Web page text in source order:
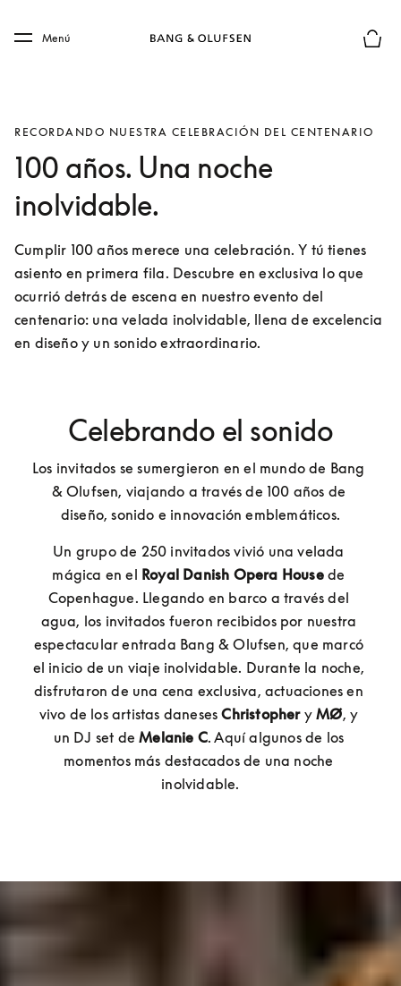
Skip to main footer
Menú
RECORDANDO NUESTRA CELEBRACIÓN DEL CENTENARIO
100 años. Una noche
inolvidable.
Cumplir 100 años merece una celebración. Y tú tienes
asiento en primera fila. Descubre en exclusiva lo que
ocurrió detrás de escena en nuestro evento del
centenario: una velada inolvidable, llena de excelencia
en diseño y un sonido extraordinario.
Celebrando el sonido
Los invitados se sumergieron en el mundo de Bang
& Olufsen, viajando a través de 100 años de
diseño, sonido e innovación emblemáticos.
Un grupo de 250 invitados vivió una velada
mágica en el Royal Danish Opera House de
Copenhague. Llegando en barco a través del
agua, los invitados fueron recibidos por nuestra
espectacular entrada Bang & Olufsen, que marcó
el inicio de un viaje inolvidable. Durante la noche,
disfrutaron de una cena exclusiva, actuaciones en
vivo de los artistas daneses Christopher y MØ, y
un DJ set de Melanie C. Aquí algunos de los
momentos más destacados de una noche
inolvidable.